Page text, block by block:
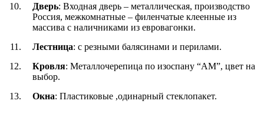
Дверь: Входная дверь – металлическая, производство
Россия, межкомнатные – филенчатые клеенные из
массива с наличниками из евровагонки.
Лестница: с резными балясинами и перилами.
Кровля: Металлочерепица по изоспану “АМ”, цвет на
выбор.
Окна: Пластиковые ,одинарный стеклопакет.